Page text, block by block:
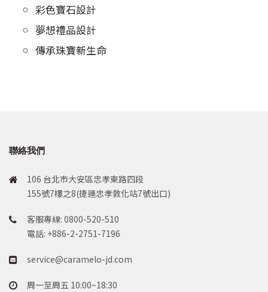
彩色寶石設計
夢想禮品設計
傳承珠寶新生命
聯絡我們
106 台北市大安區忠孝東路四段
155號7樓之8(捷運忠孝敦化站7號出口)
客服專線: 0800-520-510
電話: +886-2-2751-7196
service@caramelo-jd.com
周一至周五 10:00~18:30